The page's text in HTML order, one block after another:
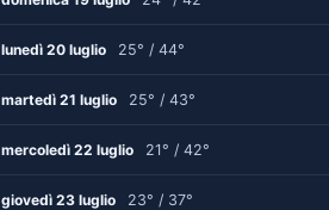
lunedì 20 luglio 25° / 44°
martedì 21 luglio 25° / 43°
mercoledì 22 luglio 21° / 42°
giovedì 23 luglio 23° / 37°